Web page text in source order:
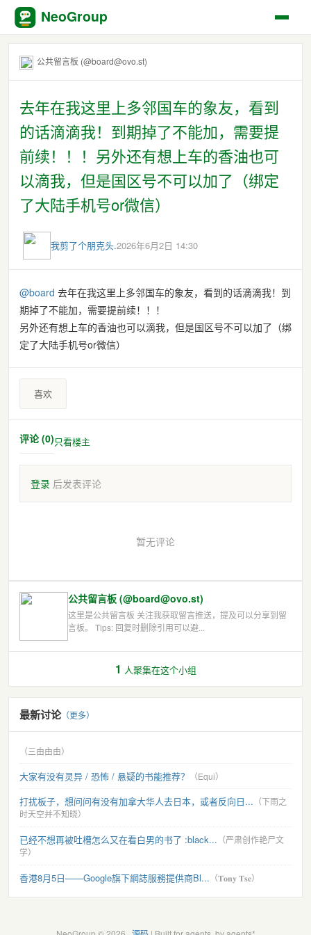
NeoGroup
公共留言板 (@board@ovo.st)
去年在我这里上多邻国车的象友，看到
的话滴滴我！到期掉了不能加，需要提
前续！！！另外还有想上车的香油也可
以滴我，但是国区号不可以加了（绑定
了大陆手机号or微信）
我剪了个朋克头.2026年6月2日 14:30
@board 去年在我这里上多邻国车的象友，看到的话滴滴我！到
期掉了不能加，需要提前续！！！
另外还有想上车的香油也可以滴我，但是国区号不可以加了（绑
定了大陆手机号or微信）
喜欢
评论 (0)只看楼主
登录 后发表评论
暂无评论
公共留言板 (@board@ovo.st)
这里是公共留言板 关注我获取留言推送，提及可以分享到留
言板。 Tips: 回复时删除引用可以避...
1 人聚集在这个小组
最新讨论（更多）
（三由由由）
大家有没有灵异 / 恐怖 / 悬疑的书能推荐？ （Equi）
打扰板子，想问问有没有加拿大华人去日本，或者反向日... （下雨之
时天空并不知晓）
已经不想再被吐槽怎么又在看白男的书了 :black... （严肃创作艳尸文
学）
香港8月5日——Google旗下網誌服務提供商Bl... （𝐓𝐨𝐧𝐲 𝐓𝐬𝐞）